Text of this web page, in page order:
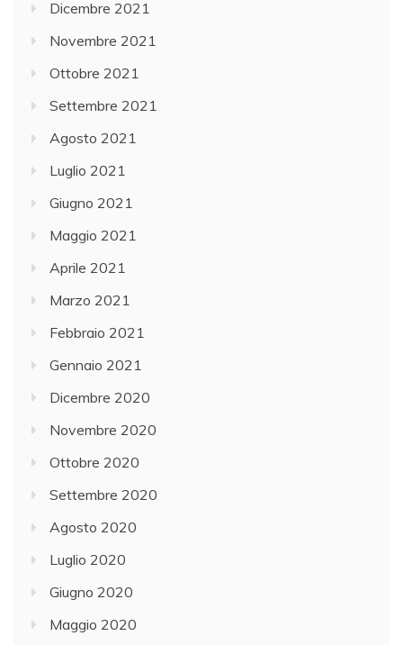
Dicembre 2021
Novembre 2021
Ottobre 2021
Settembre 2021
Agosto 2021
Luglio 2021
Giugno 2021
Maggio 2021
Aprile 2021
Marzo 2021
Febbraio 2021
Gennaio 2021
Dicembre 2020
Novembre 2020
Ottobre 2020
Settembre 2020
Agosto 2020
Luglio 2020
Giugno 2020
Maggio 2020